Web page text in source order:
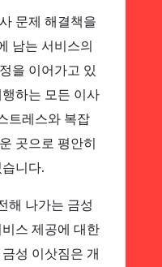
문제 해결책을
남는 서비스의
을 이어가고 있
하는 모든 이사
트레스와 복잡
곳으로 평안히
니다.
해 나가는 금성
스 제공에 대한
성 이삿짐은 개